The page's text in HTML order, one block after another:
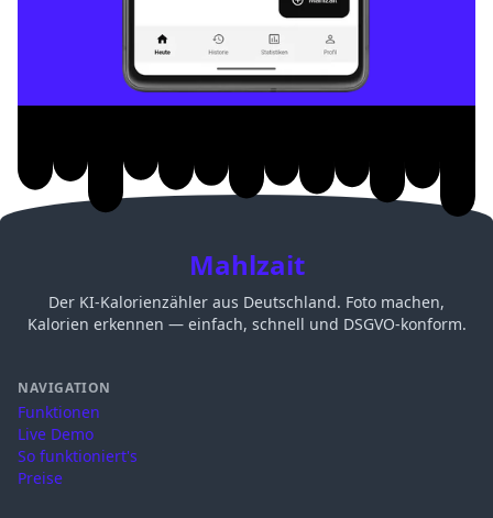
Mahlzait
Der KI-Kalorienzähler aus Deutschland. Foto machen,
Kalorien erkennen — einfach, schnell und DSGVO-konform.
NAVIGATION
Funktionen
Live Demo
So funktioniert's
Preise